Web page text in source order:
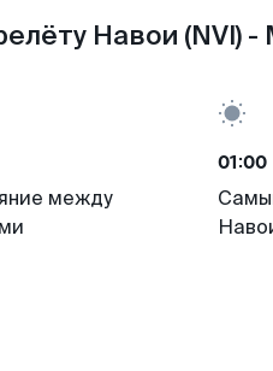
Навои (NVI)
между
01:00